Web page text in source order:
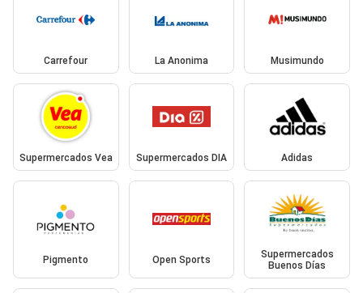
Carrefour La Anonima Musimundo
Supermercados Vea Supermercados DIA Adidas
Pigmento Open Sports
Supermercados
Buenos Días